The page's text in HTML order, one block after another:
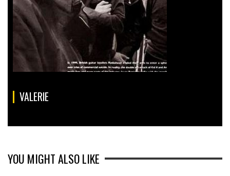
VALERIE
YOU MIGHT ALSO LIKE